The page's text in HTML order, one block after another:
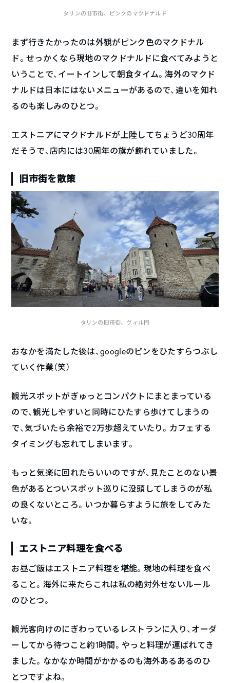
タリンの旧市街、ピンクのマクドナルド
まず行きたかったのは外観がピンク色のマクドナル
ド。せっかくなら現地のマクドナルドに食べてみようと
いうことで、イートインして朝食タイム。海外のマクド
ナルドは日本にはないメニューがあるので、違いを知れ
るのも楽しみのひとつ。
エストニアにマクドナルドが上陸してちょうど30周年
だそうで、店内には30周年の旗が飾れていました。
旧市街を散策
タリンの旧市街、ヴィル門
おなかを満たした後は、googleのピンをひたすらつぶし
ていく作業（笑）
観光スポットがぎゅっとコンパクトにまとまっている
ので、観光しやすいと同時にひたすら歩けてしまうの
で、気づいたら余裕で2万歩超えていたり。カフェする
タイミングも忘れてしまいます。
もっと気楽に回れたらいいのですが、見たことのない景
色があるとついスポット巡りに没頭してしまうのが私
の良くないところ。いつか暮らすように旅をしてみた
いな。
エストニア料理を食べる
お昼ご飯はエストニア料理を堪能。現地の料理を食べ
ること。海外に来たらこれは私の絶対外せないルール
のひとつ。
観光客向けのにぎわっているレストランに入り、オーダ
ーしてから待つこと約1時間。やっと料理が運ばれてき
ました。なかなか時間がかかるのも海外あるあるのひ
とつですよね。